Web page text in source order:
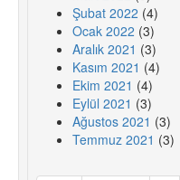
Şubat 2022 (4)
Ocak 2022 (3)
Aralık 2021 (3)
Kasım 2021 (4)
Ekim 2021 (4)
Eylül 2021 (3)
Ağustos 2021 (3)
Temmuz 2021 (3)